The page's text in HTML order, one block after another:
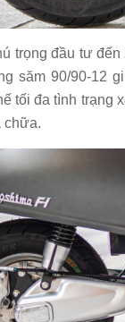
trọng đầu tư
săm 90/90-12
tối đa tình trạng
chữa.